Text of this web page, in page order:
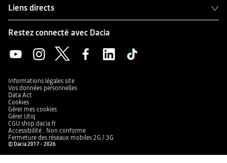
Liens directs
Restez connecté avec Dacia
Informations légales site
Vos données personnelles
Data Act
Cookies
Gérer mes cookies
Gérer Utiq
CGU shop.dacia.fr
Accessibilité : Non conforme
Fermeture des réseaux mobiles 2G / 3G
© Dacia 2017 - 2026